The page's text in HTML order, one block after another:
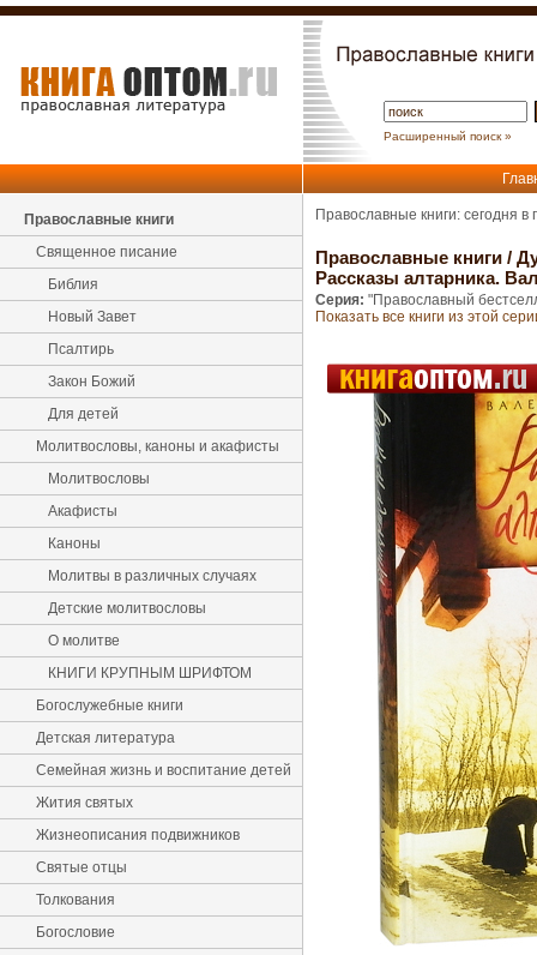
Расширенный поиск »
Православные книги
Священное писание
Библия
Новый Завет
Псалтирь
Закон Божий
Для детей
Молитвословы, каноны и акафисты
Молитвословы
Акафисты
Каноны
Молитвы в различных случаях
Детские молитвословы
О молитве
КНИГИ КРУПНЫМ ШРИФТОМ
Богослужебные книги
Детская литература
Семейная жизнь и воспитание детей
Жития святых
Жизнеописания подвижников
Святые отцы
Толкования
Богословие
Православные книги: сегодня
Православные книги /
Рассказы алтарника.
Серия: "Православный
Показать все книги из этой